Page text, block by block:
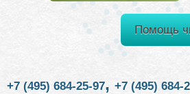
Помощь
+7 (495) 684-25-97, +7 (495) 684-